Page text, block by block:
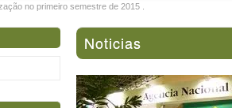
no primeiro semestre de 2015 .
Noticias